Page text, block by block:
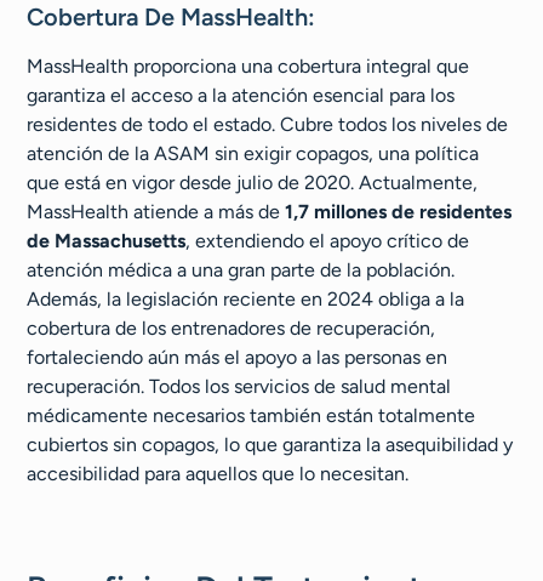
Cobertura De MassHealth:
MassHealth proporciona una cobertura integral que
garantiza el acceso a la atención esencial para los
residentes de todo el estado. Cubre todos los niveles de
atención de la ASAM sin exigir copagos, una política
que está en vigor desde julio de 2020. Actualmente,
MassHealth atiende a más de1,7 millones de residentes
de Massachusetts, extendiendo el apoyo crítico de
atención médica a una gran parte de la población.
Además, la legislación reciente en 2024 obliga a la
cobertura de los entrenadores de recuperación,
fortaleciendo aún más el apoyo a las personas en
recuperación. Todos los servicios de salud mental
médicamente necesarios también están totalmente
cubiertos sin copagos, lo que garantiza la asequibilidad y
accesibilidad para aquellos que lo necesitan.